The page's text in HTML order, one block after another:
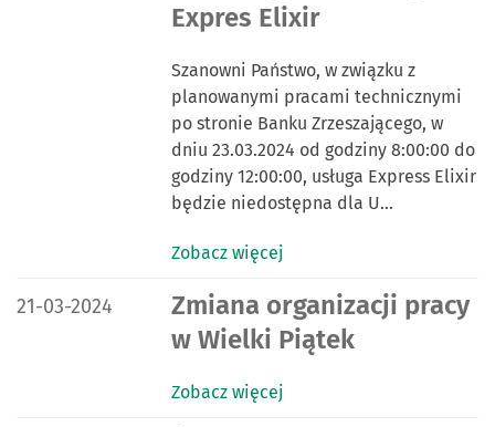
Expres Elixir
Szanowni Państwo, w związku z
planowanymi pracami technicznymi
po stronie Banku Zrzeszającego, w
dniu 23.03.2024 od godziny 8:00:00 do
godziny 12:00:00, usługa Express Elixir
będzie niedostępna dla U…
Zobacz więcej
DATA PUBLIKACJI:
21-03-2024
Zmiana organizacji pracy
w Wielki Piątek
Zobacz więcej